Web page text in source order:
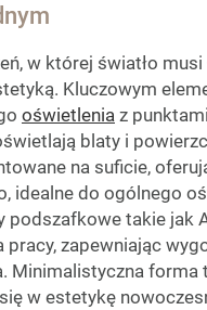
w której światło musi
Kluczowym
oświetlenia z
blaty i
na suficie,
idealne do ogólnego
podszafkowe takie jak
zapewniając
Minimalistyczna forma
w estetykę